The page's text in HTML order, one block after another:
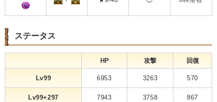
ステータス
HP 攻撃 回復
Lv99 6953 3263 570
Lv99+297 7943 3758 867